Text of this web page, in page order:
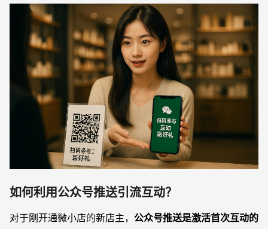
如何利用公众号推送引流互动？
对于刚开通微小店的新店主， 公众号推送是激活首次互动的